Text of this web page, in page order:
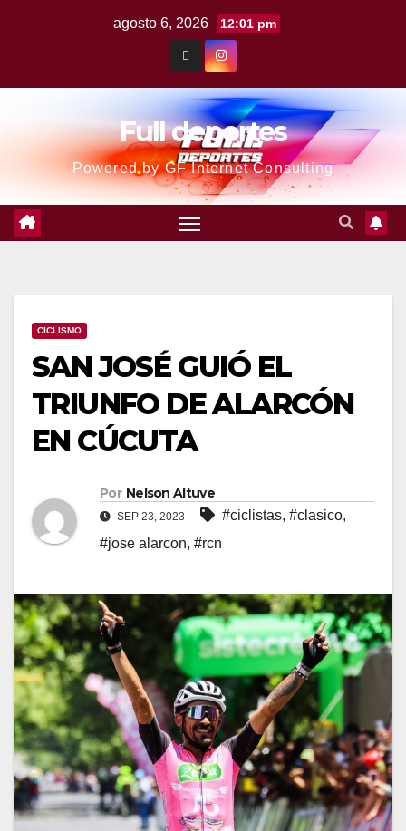
agosto 6, 2026 12:01 pm
Full deportes
Powered by GF Internet Consulting
CICLISMO
SAN JOSÉ GUIÓ EL
TRIUNFO DE ALARCÓN
EN CÚCUTA
Por Nelson Altuve
SEP 23, 2023 #ciclistas, #clasico,
#jose alarcon, #rcn